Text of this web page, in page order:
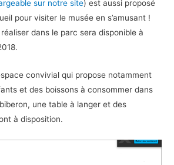
sur notre site) est aussi proposé
pour visiter le musée en s’amusant !
dans le parc sera disponible à
convivial qui propose notamment
et des boissons à consommer dans
une table à langer et des
à disposition.